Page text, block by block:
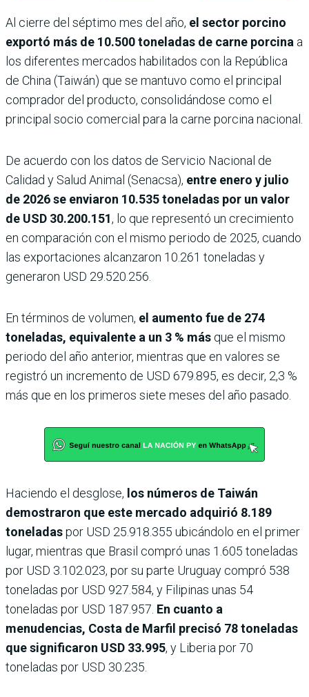
Al cierre del séptimo mes del año, el sector porcino
exportó más de 10.500 toneladas de carne porcina a
los diferentes mercados habilitados con la República
de China (Taiwán) que se mantuvo como el principal
comprador del producto, consolidándose como el
principal socio comercial para la carne porcina nacional.
De acuerdo con los datos de Servicio Nacional de
Calidad y Salud Animal (Senacsa), entre enero y julio
de 2026 se enviaron 10.535 toneladas por un valor
de USD 30.200.151, lo que representó un crecimiento
en comparación con el mismo periodo de 2025, cuando
las exportaciones alcanzaron 10.261 toneladas y
generaron USD 29.520.256.
En términos de volumen, el aumento fue de 274
toneladas, equivalente a un 3 % más que el mismo
periodo del año anterior, mientras que en valores se
registró un incremento de USD 679.895, es decir, 2,3 %
más que en los primeros siete meses del año pasado.
Haciendo el desglose, los números de Taiwán
demostraron que este mercado adquirió 8.189
toneladaspor USD 25.918.355 ubicándolo en el primer
lugar, mientras que Brasil compró unas 1.605 toneladas
por USD 3.102.023, por su parte Uruguay compró 538
toneladas por USD 927.584, y Filipinas unas 54
toneladas por USD 187.957. En cuanto a
menudencias, Costa de Marfil precisó 78 toneladas
que significaron USD 33.995, y Liberia por 70
toneladas por USD 30.235.